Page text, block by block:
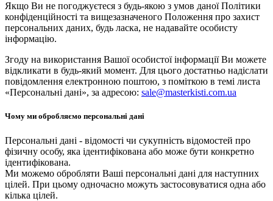
Якщо Ви не погоджуєтеся з будь-якою з умов даної Політики
конфіденційності та вищезазначеного Положення про захист
персональних даних, будь ласка, не надавайте особисту
інформацію.
Згоду на використання Вашої особистої інформації Ви можете
відкликати в будь-який момент. Для цього достатньо надіслати
повідомлення електронною поштою, з поміткою в темі листа
«Персональні дані», за адресою: sale@masterkisti.com.ua
Чому ми обробляємо персональні дані
Персональні дані - відомості чи сукупність відомостей про
фізичну особу, яка ідентифікована або може бути конкретно
ідентифікована.
Ми можемо обробляти Ваші персональні дані для наступних
цілей. При цьому одночасно можуть застосовуватися одна або
кілька цілей.